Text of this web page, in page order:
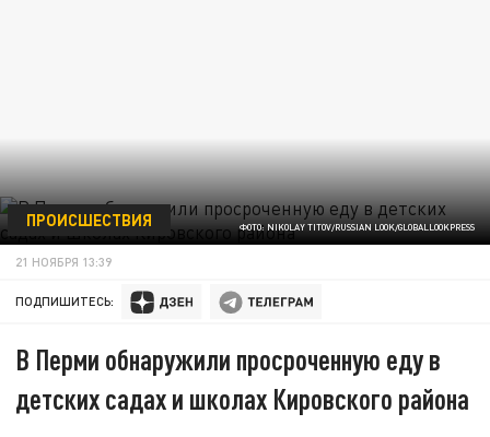
ФОТО: NIKOLAY TITOV/RUSSIAN LOOK/GLOBALLOOKPRESS
ПРОИСШЕСТВИЯ
21 НОЯБРЯ 13:39
ПОДПИШИТЕСЬ:
В Перми обнаружили просроченную еду в
детских садах и школах Кировского района